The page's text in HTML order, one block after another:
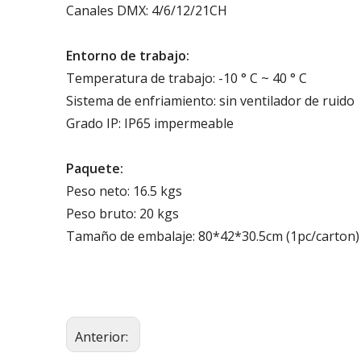
Canales DMX: 4/6/12/21CH
Entorno de trabajo:
Temperatura de trabajo: -10 ° C ~ 40 ° C
Sistema de enfriamiento: sin ventilador de ruido
Grado IP: IP65 impermeable
Paquete:
Peso neto: 16.5 kgs
Peso bruto: 20 kgs
Tamaño de embalaje: 80*42*30.5cm (1pc/carton)
Anterior: